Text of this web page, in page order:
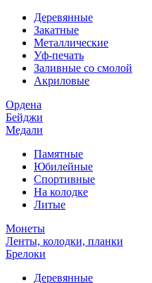
Деревянные
Закатные
Металлические
Уф-печать
Заливные со смолой
Акриловые
Ордена
Бейджи
Медали
Памятные
Юбилейные
Спортивные
На колодке
Литые
Монеты
Ленты, колодки, планки
Брелоки
Деревянные